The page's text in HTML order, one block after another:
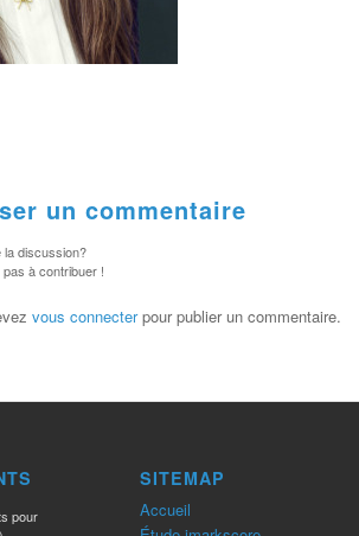
un commentaire
la discussion?
pas à contribuer !
vous connecterpour publier un commentaire.
pour
SITEMAP
Accueil